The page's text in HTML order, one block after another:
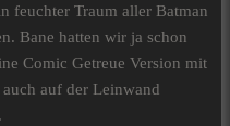
feuchter Traum aller Batman
Bane hatten wir ja schon
Comic Getreue Version mit
auf der Leinwand